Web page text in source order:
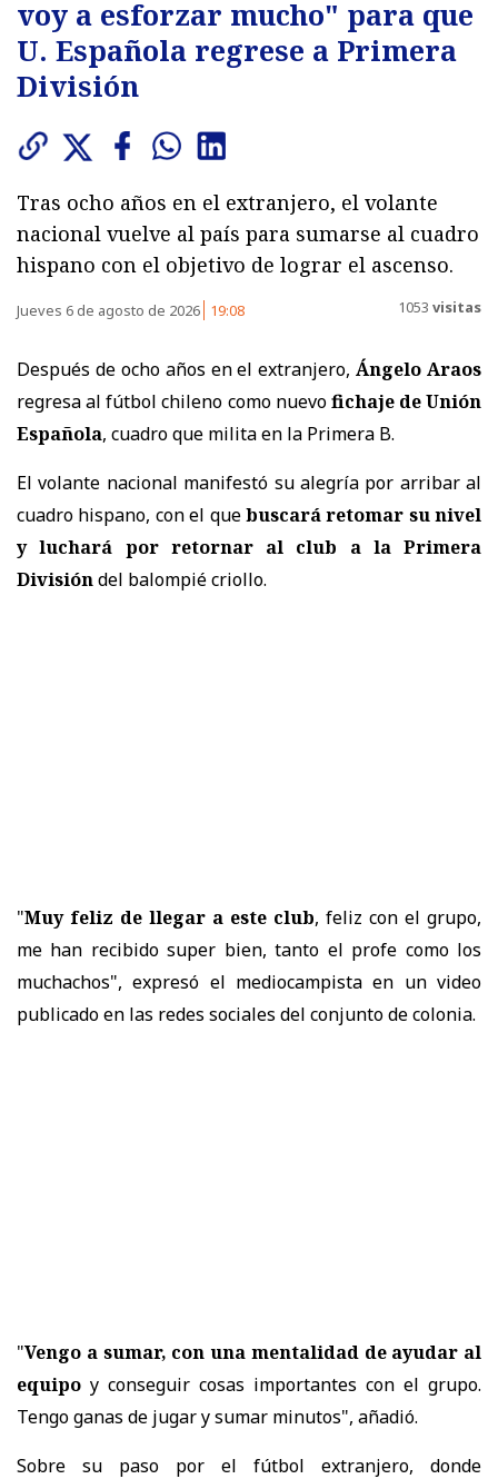
voy a esforzar mucho" para que
U. Española regrese a Primera
División
Tras ocho años en el extranjero, el volante
nacional vuelve al país para sumarse al cuadro
hispano con el objetivo de lograr el ascenso.
Jueves 6 de agosto de 2026 19:08 1053 visitas
Después de ocho años en el extranjero,Ángelo Araos
regresa al fútbol chileno como nuevofichaje de Unión
Española, cuadro que milita en la Primera B.
El volante nacional manifestó su alegría por arribar al
cuadro hispano, con el quebuscará retomar su nivel
y luchará por retornar al club a la Primera
Divisióndel balompié criollo.
"Muy feliz de llegar a este club, feliz con el grupo,
me han recibido super bien, tanto el profe como los
muchachos", expresó el mediocampista en un video
publicado en las redes sociales del conjunto de colonia.
"Vengo a sumar, con una mentalidad de ayudar al
equipo y conseguir cosas importantes con el grupo.
Tengo ganas de jugar y sumar minutos", añadió.
Sobre su paso por el fútbol extranjero, donde